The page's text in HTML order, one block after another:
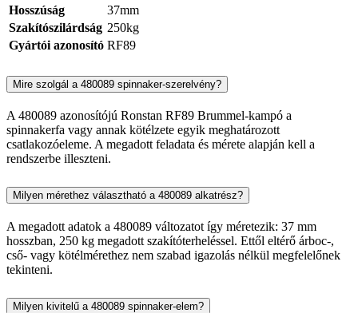
Hosszúság
37mm
Szakítószilárdság 250kg
Gyártói azonosító RF89
Mire szolgál a 480089 spinnaker-szerelvény?
A 480089 azonosítójú Ronstan RF89 Brummel-kampó a
spinnakerfa vagy annak kötélzete egyik meghatározott
csatlakozóeleme. A megadott feladata és mérete alapján kell a
rendszerbe illeszteni.
Milyen mérethez választható a 480089 alkatrész?
A megadott adatok a 480089 változatot így méretezik: 37 mm
hosszban, 250 kg megadott szakítóterheléssel. Ettől eltérő árboc-,
cső- vagy kötélmérethez nem szabad igazolás nélkül megfelelőnek
tekinteni.
Milyen kivitelű a 480089 spinnaker-elem?